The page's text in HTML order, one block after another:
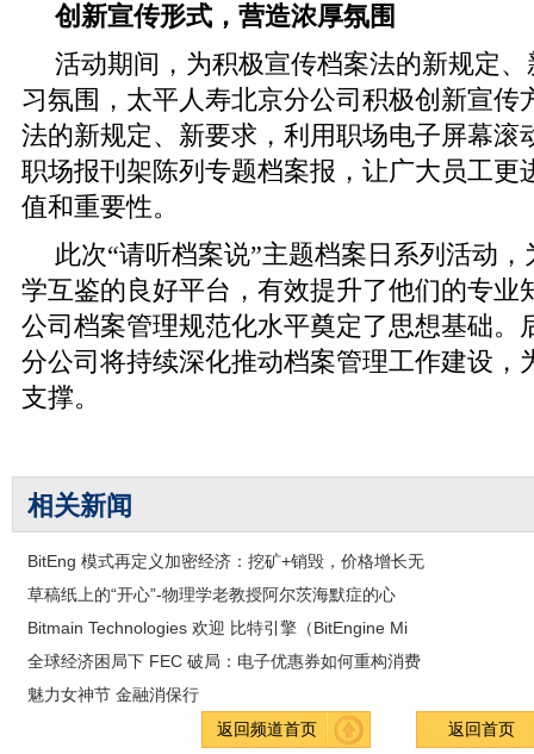
创新宣传形式，营造浓厚氛围
活动期间，为积极宣传档案法的新规定
习氛围，太平人寿北京分公司积极创新宣传
法的新规定、新要求，利用职场电子屏幕滚
职场报刊架陈列专题档案报，让广大员工更
值和重要性。
此次“请听档案说”主题档案日系列活动
学互鉴的良好平台，有效提升了他们的专业
公司档案管理规范化水平奠定了思想基础。
分公司将持续深化推动档案管理工作建设，
支撑。
相关新闻
BitEng 模式再定义加密经济：挖矿+销毁，价格增长无
草稿纸上的“开心”-物理学老教授阿尔茨海默症的心
Bitmain Technologies 欢迎 比特引擎（BitEngine Mi
全球经济困局下 FEC 破局：电子优惠券如何重构消费
魅力女神节 金融消保行
返回频道首页
返回首页